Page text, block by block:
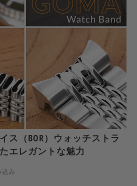
ス（BOR）ウォッチストラ
エレガントな魅力
込み